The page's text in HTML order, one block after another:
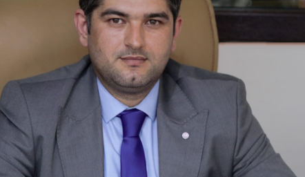
Dünya iqtisadiyyatında vergi
siyasətinin imperativləri
MƏQALƏ
Əvəz Quliyev: “Yumşaq keçid
sayəsində aparılmış islahatın nəticələri
qorunub saxlanılacaq” MÜSAHİBƏ
Maliyyə planlaması prizmasında
büdcəyə baxışMƏQALƏ
Gülminə Məlikzadə: “Azərbaycan
Bacarıqlar Akseleratoru” ixtisaslaşmış
kadrların hazırlanmasını hədəfləyir”
Nicat
layihə